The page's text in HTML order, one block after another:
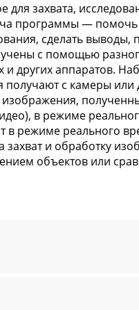
захвата,
программы —
сделать выводы,
с помощью
и других аппаратов.
с камеры или
изображения,
в режиме
в режиме реального
и обработку
объектов или